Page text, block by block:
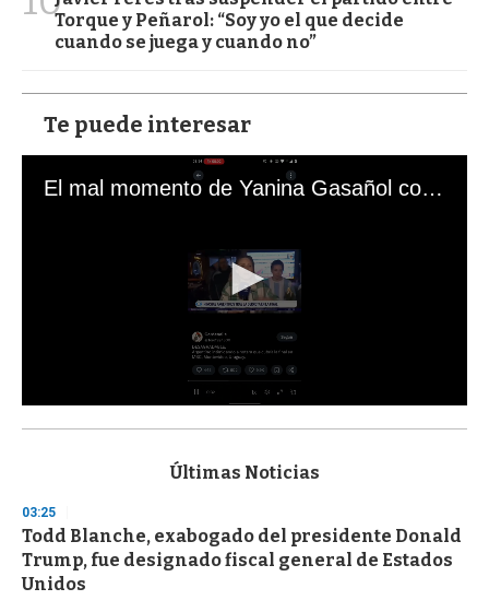
Torque y Peñarol: “Soy yo el que decide
cuando se juega y cuando no”
Te puede interesar
El mal momento de Yanina Gasañol con un hincha argentino en "Subrayado"
s
d
s
o
f
3
Últimas Noticias
03:25
Todd Blanche, exabogado del presidente Donald
Trump, fue designado fiscal general de Estados
Unidos